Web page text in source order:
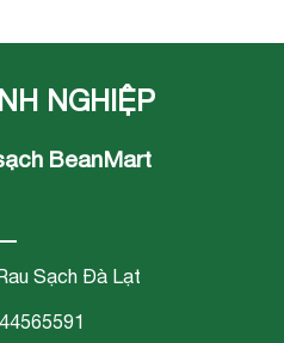
NGHIỆP
BeanMart
Sạch Đà Lạt